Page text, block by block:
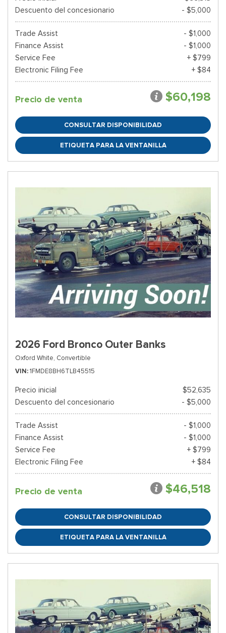
Descuento del concesionario
- $5,000
Trade Assist
- $1,000
Finance Assist
- $1,000
Service Fee
+ $799
Electronic Filing Fee
+ $84
Precio de venta $60,198
CONSULTAR DISPONIBILIDAD
ETIQUETA PARA LA VENTANILLA
2026 Ford Bronco Outer Banks
Oxford White, Convertible
VIN 1FMDE8BH6TLB45515
Precio inicial
$52,635
Descuento del concesionario
- $5,000
Trade Assist
- $1,000
Finance Assist
- $1,000
Service Fee
+ $799
Electronic Filing Fee
+ $84
Precio de venta $46,518
CONSULTAR DISPONIBILIDAD
ETIQUETA PARA LA VENTANILLA